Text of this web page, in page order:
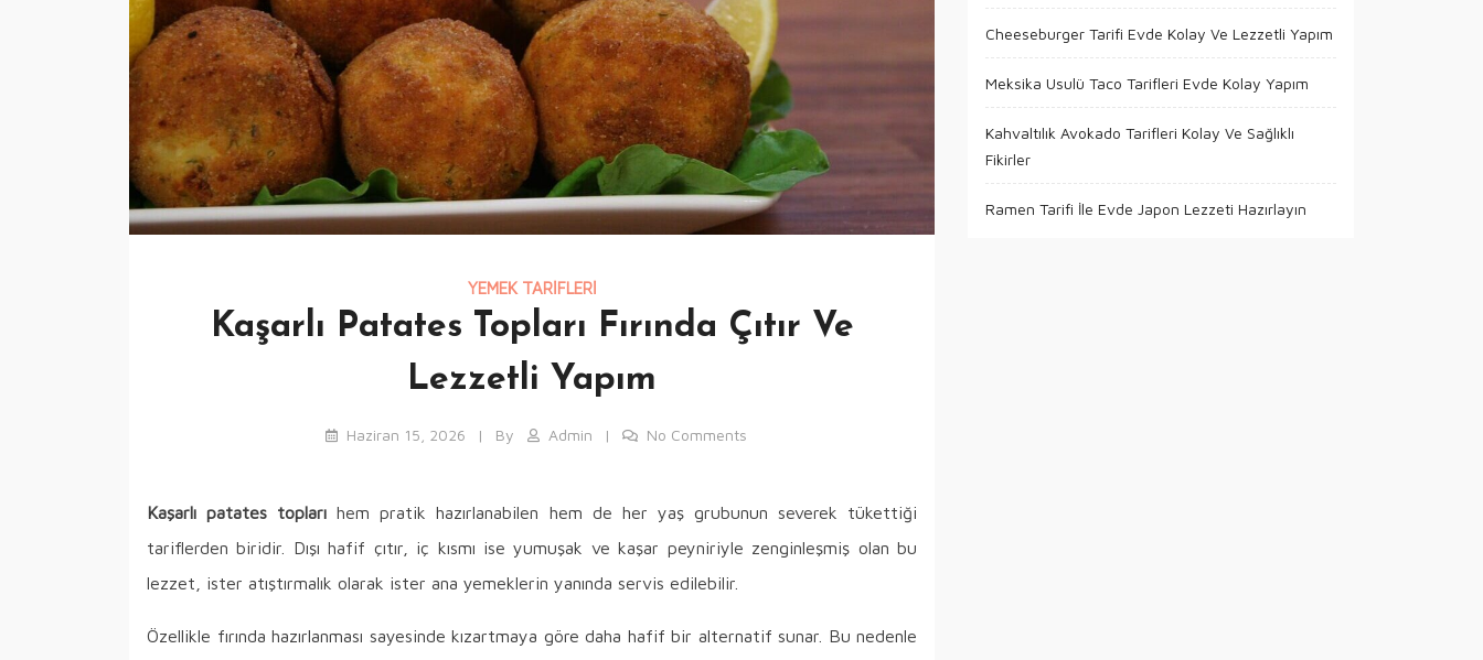
YEMEK TARIFLERI
Kaşarlı Patates Topları Fırında Çıtır Ve
Lezzetli Yapım
Haziran 15, 2026 By Admin No Comments
Kaşarlı patates topları hem pratik hazırlanabilen hem de her yaş grubunun severek tükettiği
tariflerden biridir. Dışı hafif çıtır, iç kısmı ise yumuşak ve kaşar peyniriyle zenginleşmiş olan bu
lezzet, ister atıştırmalık olarak ister ana yemeklerin yanında servis edilebilir.
Özellikle fırında hazırlanması sayesinde kızartmaya göre daha hafif bir alternatif sunar. Bu nedenle
Cheeseburger Tarifi Evde Kolay Ve Lezzetli Yapım
Meksika Usulü Taco Tarifleri Evde Kolay Yapım
Kahvaltılık Avokado Tarifleri Kolay Ve Sağlıklı
Fikirler
Ramen Tarifi İle Evde Japon Lezzeti Hazırlayın